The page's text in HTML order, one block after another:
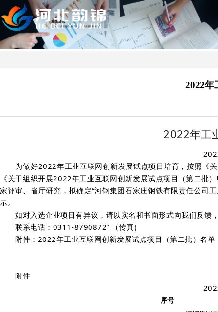
2022年
2022年工
为做好2022年工业互联网创新发展试点项目培育，按照《
《关于组织开展2022年工业互联网创新发展试点项目（第二批
家评审、省厅研究，拟确定“河钢集团石家庄钢铁有限责任公司
示。
如对入选企业项目有异议，请以实名和书面形式向我们反馈
联系电话：0311-87908721（传真)
附件：2022年工业互联网创新发展试点项目（第二批）名单
附件
序号